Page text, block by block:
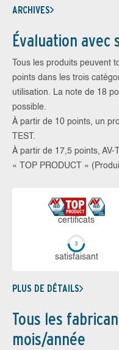
ARCHIVES
Évaluation avec
Tous les produits peuvent
points dans les trois
utilisation. La note de 18
possible.
À partir de 10 points, un
TEST.
À partir de 17,5 points,
« TOP PRODUCT »
certi­ficats
sa­tis­fai­sant
PLUS DE DÉTAILS
Tous les
mois/année